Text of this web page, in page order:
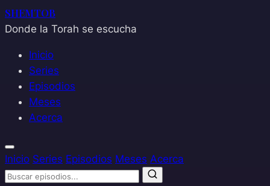
SHEMTOB
Donde la Torah se escucha
Inicio
Series
Episodios
Meses
Acerca
Inicio Series Episodios Meses Acerca